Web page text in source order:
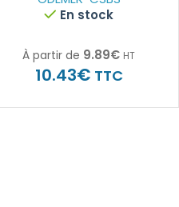
En stock
À partir de 9.89€ HT
10.43€ TTC